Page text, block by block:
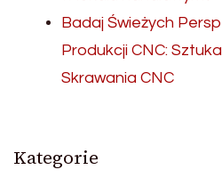
Badaj Świeżych
Produkcji CNC:
Skrawania CNC
Kategorie